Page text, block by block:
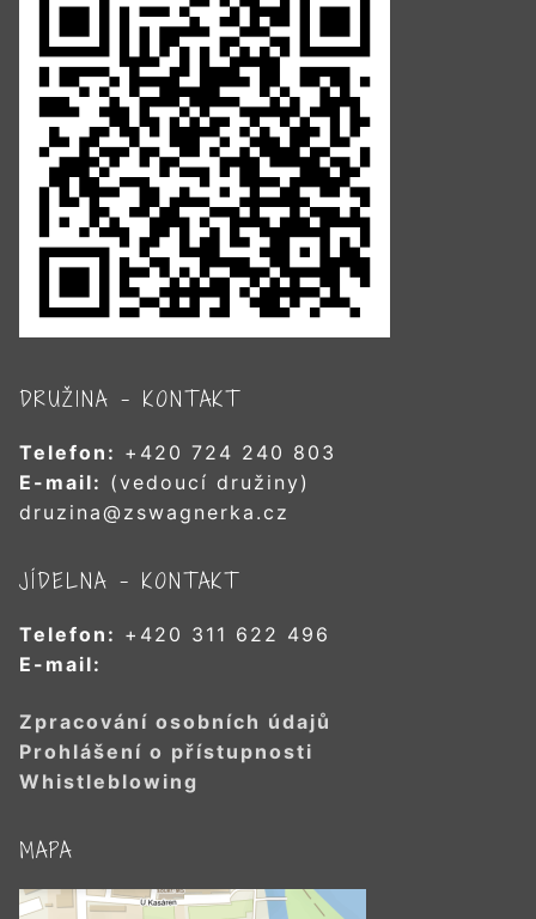
DRUŽINA – KONTAKT
Telefon: +420 724 240 803
E-mail: (vedoucí družiny)
druzina@zswagnerka.cz
JÍDELNA – KONTAKT
Telefon: +420 311 622 496
E-mail:
Zpracování osobních údajů
Prohlášení o přístupnosti
Whistleblowing
MAPA